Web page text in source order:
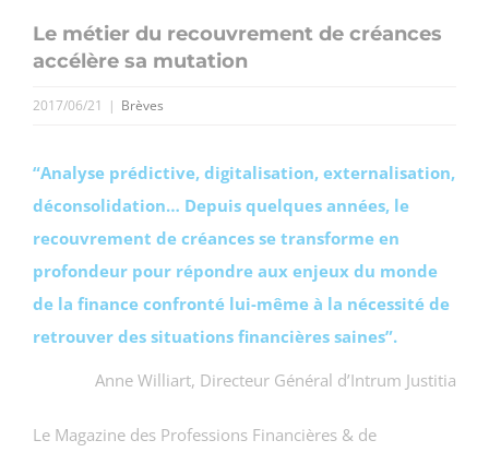
Le métier du recouvrement de créances
accélère sa mutation
2017/06/21 | Brèves
“Analyse prédictive, digitalisation, externalisation,
déconsolidation… Depuis quelques années, le
recouvrement de créances se transforme en
profondeur pour répondre aux enjeux du monde
de la finance confronté lui-même à la nécessité de
retrouver des situations financières saines”.
Anne Williart, Directeur Général d’Intrum Justitia
Le Magazine des Professions Financières & de